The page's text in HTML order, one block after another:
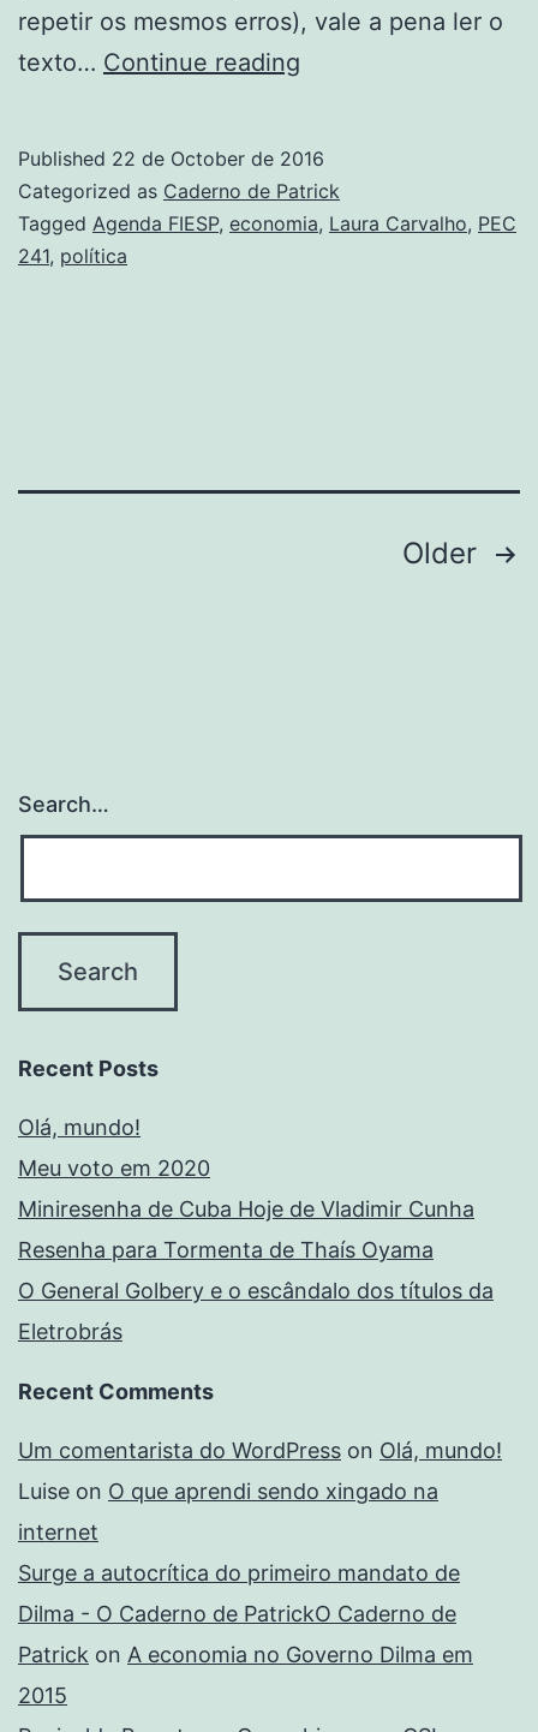
repetir os mesmos erros), vale a pena ler o
texto… Continue reading
a
queda
Published 22 de October de 2016
Categorized as Caderno de Patrick
Tagged Agenda FIESP, economia, Laura Carvalho, PEC
241, política
Older
Search…
Recent Posts
Olá, mundo!
Meu voto em 2020
Miniresenha de Cuba Hoje de Vladimir Cunha
Resenha para Tormenta de Thaís Oyama
O General Golbery e o escândalo dos títulos da
Eletrobrás
Recent Comments
Um comentarista do WordPress on Olá, mundo!
Luise on O que aprendi sendo xingado na
internet
Surge a autocrítica do primeiro mandato de
Dilma - O Caderno de PatrickO Caderno de
Patrick on A economia no Governo Dilma em
2015